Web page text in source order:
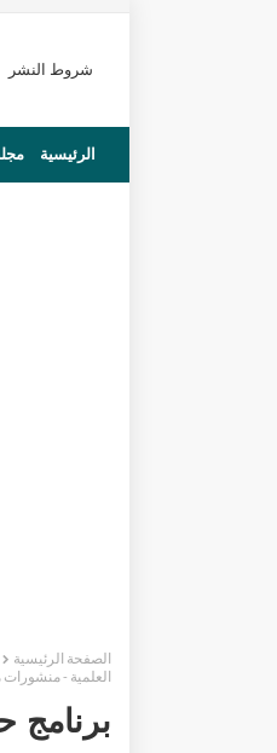
شروط النشر
الرئيسية
الصفحة الرئيسية
العلمية -
برنامج